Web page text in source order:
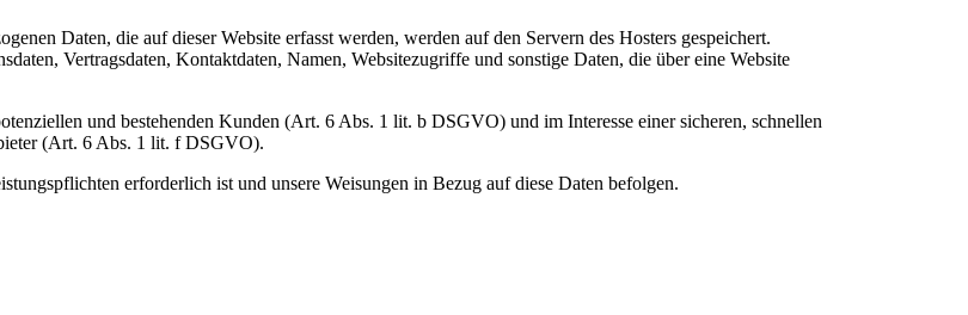
Daten, die auf dieser Website erfasst werden, werden auf den Servern des Hosters gespeichert.
Vertragsdaten, Kontaktdaten, Namen, Websitezugriffe und sonstige Daten, die über eine Website
und bestehenden Kunden (Art. 6 Abs. 1 lit. b DSGVO) und im Interesse einer sicheren, schnellen
(Art. 6 Abs. 1 lit. f DSGVO).
erforderlich ist und unsere Weisungen in Bezug auf diese Daten befolgen.